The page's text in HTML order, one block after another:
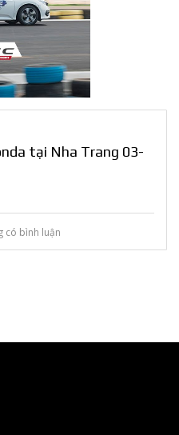
tại Nha Trang 03-
có bình luận